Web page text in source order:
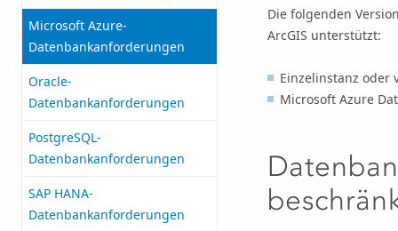
Microsoft Azure-
Datenbankanforderungen
Oracle-
Datenbankanforderungen
PostgreSQL-
Datenbankanforderungen
SAP HANA-
Datenbankanforderungen
Die folgenden
ArcGIS unterstützt:
Einzelinstanz oder
Microsoft Azure